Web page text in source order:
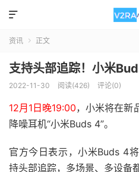

资讯  正文
支持头部追踪！小米
2022-11-30 阅读(426) 评论(0)
12月1日晚19:00，小米将在新
降噪耳机“小米Buds 4”。
官方今日表示，小米Buds 4
持头部追踪，多场景、多设备